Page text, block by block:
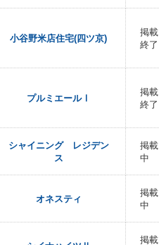
小谷野米店住宅(四ツ京)
掲載
終了
プルミエールⅠ
掲載
終了
シャイニング レジデン
ス
掲載
中
オネスティ
掲載
中
掲載